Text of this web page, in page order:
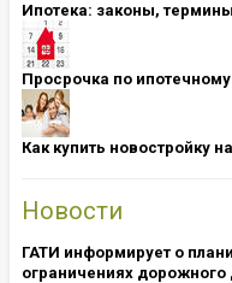
Ипотека: ​​​​​​​законы,
Просрочка по
Как купить новостройку
Новости
ГАТИ информирует о
ограничениях дорожного